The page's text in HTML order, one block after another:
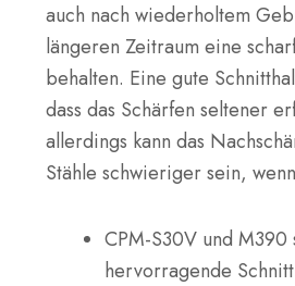
auch nach wiederholtem
längeren Zeitraum eine
behalten. Eine gute
dass das Schärfen seltener
allerdings kann das
Stähle schwieriger sein,
CPM-S30V und
hervorragende